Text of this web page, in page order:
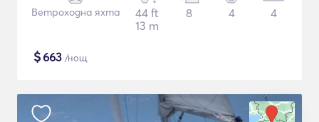
Ветроходна яхта
44 ft
13 m
8 4 4
$663 /нощ